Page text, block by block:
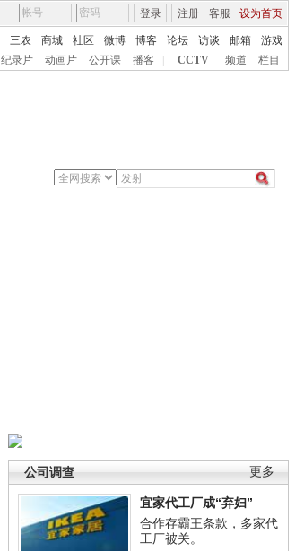
客服 设为首页
登录 注册
三农 商城 社区 微博 博客 论坛 访谈 邮箱
游戏
纪录片 动画片 公开课 播客 CCTV 频道 栏目
更多
公司调查
宜家代工厂成“弃妇”
合作存霸王条款，多家代
工厂被关。